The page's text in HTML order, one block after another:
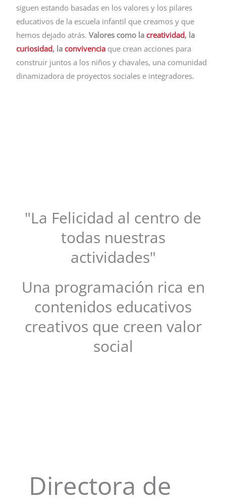
siguen estando basadas en los valores y los pilares
educativos de la escuela infantil que creamos y que
hemos dejado atrás.Valores como lacreatividad, la
curiosidad, laconvivencia que crean acciones para
construir juntos a los niños y chavales, una comunidad
dinamizadora de proyectos sociales e integradores.
"La Felicidad al centro de
todas nuestras
actividades"
Una programación rica en
contenidos educativos
creativos que creen valor
social
Directora de